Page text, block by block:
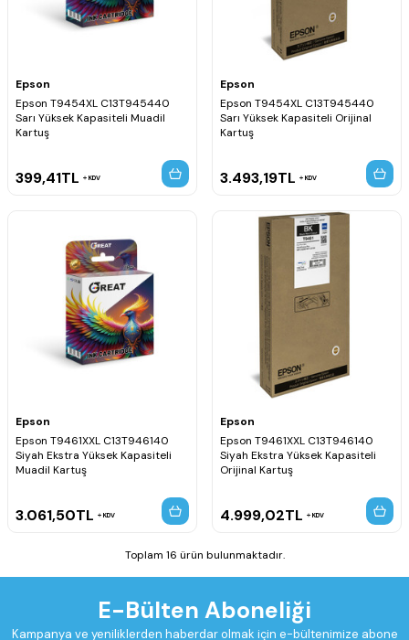
Epson
Epson T9454XL C13T945440
Sarı Yüksek Kapasiteli Muadil
Kartuş
399,41TL KDV
Epson
Epson T9454XL C13T945440
Sarı Yüksek Kapasiteli Orijinal
Kartuş
3.493,19TL KDV
Epson
Epson T9461XXL C13T946140
Siyah Ekstra Yüksek Kapasiteli
Muadil Kartuş
3.061,50TL KDV
Epson
Epson T9461XXL C13T946140
Siyah Ekstra Yüksek Kapasiteli
Orijinal Kartuş
4.999,02TL KDV
Toplam 16 ürün bulunmaktadır.
E-Bülten Aboneliği
Kampanya ve yeniliklerden haberdar olmak için e-bültenimize abone